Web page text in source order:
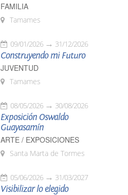
FAMILIA
Tamames
09/01/2026 31/12/2026
Construyendo mi Futuro
JUVENTUD
Tamames
08/05/2026 30/08/2026
Exposición Oswaldo
Guayasamín
ARTE / EXPOSICIONES
Santa Marta de Tormes
05/06/2026 31/03/2027
Visibilizar lo elegido